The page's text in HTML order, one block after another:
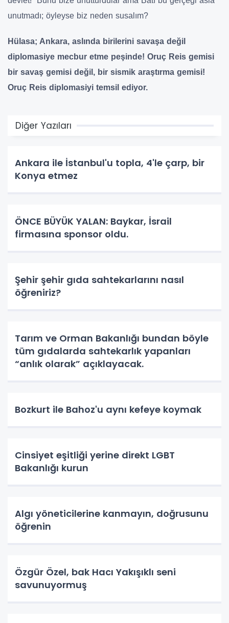
unutmadı; öyleyse biz neden susalım?
Hülasa; Ankara, aslında birilerini savaşa değil
diplomasiye mecbur etme peşinde! Oruç Reis gemisi
bir savaş gemisi değil, bir sismik araştırma gemisi!
Oruç Reis diplomasiyi temsil ediyor.
Diğer Yazıları
Ankara ile İstanbul'u topla, 4'le çarp, bir
Konya etmez
ÖNCE BÜYÜK YALAN: Baykar, İsrail
firmasına sponsor oldu.
Şehir şehir gıda sahtekarlarını nasıl
öğreniriz?
Tarım ve Orman Bakanlığı bundan böyle
tüm gıdalarda sahtekarlık yapanları
“anlık olarak” açıklayacak.
Bozkurt ile Bahoz'u aynı kefeye koymak
Cinsiyet eşitliği yerine direkt LGBT
Bakanlığı kurun
Algı yöneticilerine kanmayın, doğrusunu
öğrenin
Özgür Özel, bak Hacı Yakışıklı seni
savunuyormuş